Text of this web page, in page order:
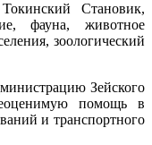
Становик,
фауна, животное
зоологический
Зейского
помощь в
и транспортного